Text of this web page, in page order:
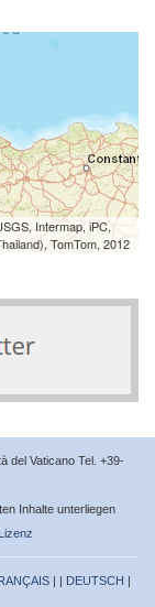
Intermap, iPC,
TomTom, 2012
del Vaticano Tel. +39-
Inhalte unterliegen
| | DEUTSCH |